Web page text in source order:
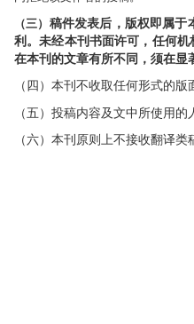
（三） 稿件发表后，版权即属于
利。未经本刊书面许可，任何机
在本刊的文章有所不同，须在显
（四）本刊不收取任何形式的
（五）投稿内容及文中所使用的
（六）本刊原则上不接收翻译类